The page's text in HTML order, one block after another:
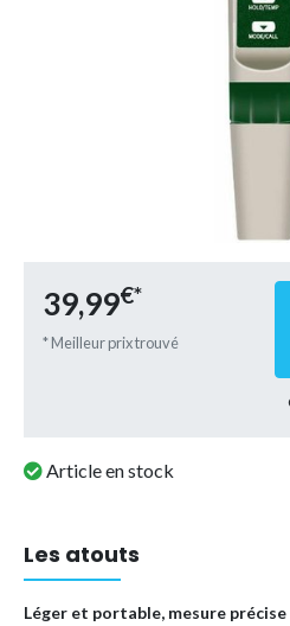
39,99€*
* Meilleur prix trouvé
Article en stock
Les atouts
Léger et portable, mesure